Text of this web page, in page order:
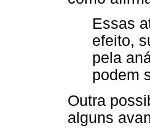
Essas
efeito,
pela
podem
Outra
alguns